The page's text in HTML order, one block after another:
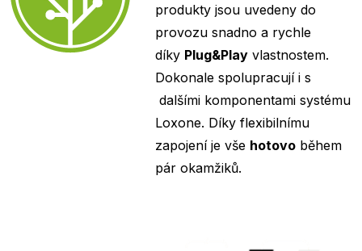
produkty jsou uvedeny do
provozu snadno a rychle
díky Plug&Play vlastnostem.
Dokonale spolupracují i s
dalšími komponentami systému
Loxone. Díky flexibilnímu
zapojení je vše hotovo během
pár okamžiků.